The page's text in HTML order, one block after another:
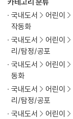
국내도서
어린이
작동화
국내도서
어린이
리/탐정/공포
국내도서
어린이
동화
국내도서
어린이
리/탐정/공포
국내도서
어린이